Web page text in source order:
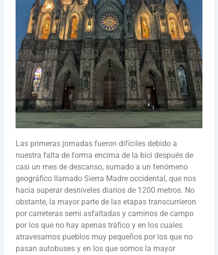
Las primeras jornadas fueron difíciles debido a
nuestra falta de forma encima de la bici después de
casi un mes de descanso, sumado a un fenómeno
geográfico llamado Sierra Madre occidental, que nos
hacía superar desniveles diarios de 1200 metros. No
obstante, la mayor parte de las etapas transcurrieron
por carreteras semi asfaltadas y caminos de campo
por los que no hay apenas tráfico y en los cuales
atravesamos pueblos muy pequeños por los que no
pasan autobuses y en los que somos la mayor